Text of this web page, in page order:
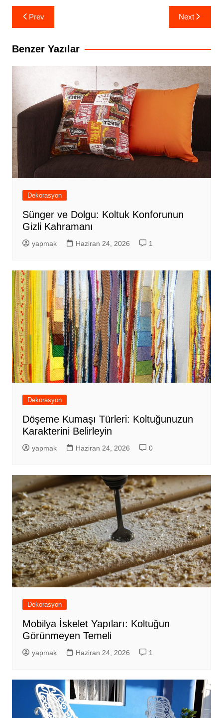
Yazı
gezinmesi
Prev Next
Benzer Yazılar
Dekorasyon
Sünger ve Dolgu: Koltuk Konforunun
Gizli Kahramanı
yapmak Haziran 24, 2026 1
Dekorasyon
Döşeme Kumaşı Türleri: Koltuğunuzun
Karakterini Belirleyin
yapmak Haziran 24, 2026 0
Dekorasyon
Mobilya İskelet Yapıları: Koltuğun
Görünmeyen Temeli
yapmak Haziran 24, 2026 1